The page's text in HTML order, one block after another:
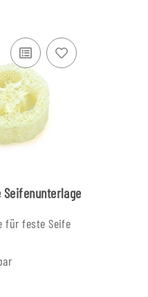
für feste Seife